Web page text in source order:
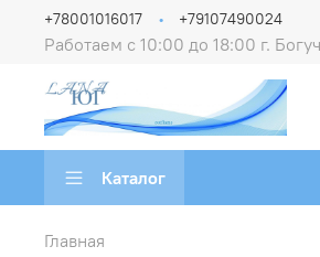
Работаем с 10:00 до 18:00 г.
+78001016017 +79107490024
Каталог
Главная